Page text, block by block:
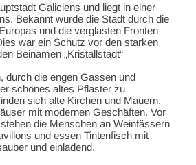
Galiciens und liegt in einer
Bekannt wurde die Stadt durch die
und die verglasten Fronten
war ein Schutz vor den starken
Beinamen „Kristallstadt“
durch die engen Gassen und
schönes altes Pflaster zu
sich alte Kirchen und Mauern,
mit modernen Geschäften. Vor
die Menschen an Weinfässern
und essen Tintenfisch mit
und einladend.